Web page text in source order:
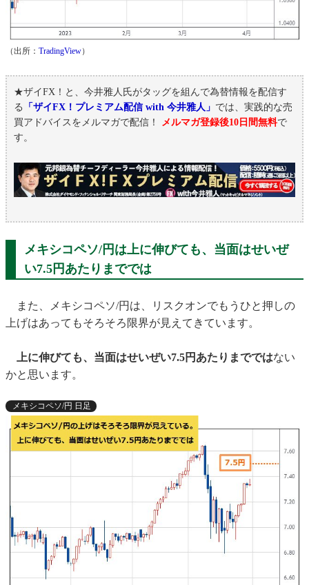
（出所： TradingView）
★ザイFX！と、今井雅人氏がタッグを組んで為替情報を配信す
る
「ザイFX！プレミアム配信 with 今井雅人」 では、実践的な売
買アドバイスをメルマガで配信！
メルマガ登録後10日間無料で
す。
メキシコペソ/円は上に伸びても、当面はせいぜ
い7.5円あたりまででは
また、メキシコペソ/円は、リスクオンでもうひと押しの
上げはあってもそろそろ限界が見えてきています。
上に伸びても、当面はせいぜい7.5円あたりまでではない
かと思います。
メキシコペソ/円 日足